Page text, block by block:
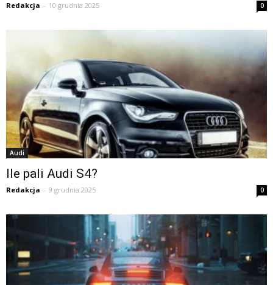
Redakcja - 10 grudnia 2025 0
Audi
Ile pali Audi S4?
Redakcja - 9 grudnia 2025 0